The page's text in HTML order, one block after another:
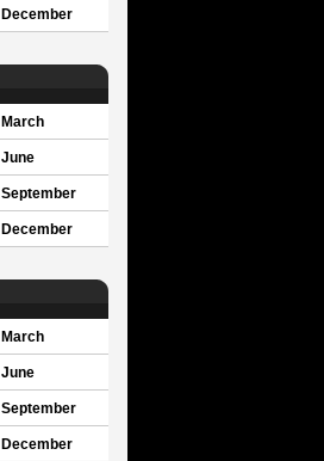
December
March
June
September
December
March
June
September
December